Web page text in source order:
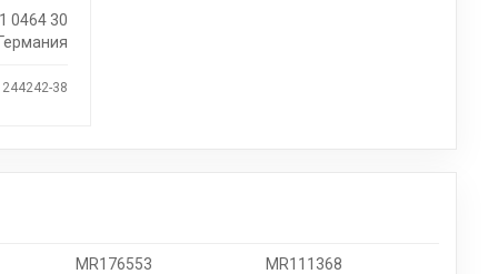
0464 30
38
MR176553 MR111368